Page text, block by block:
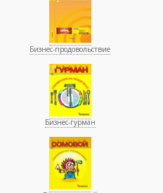
Бизнес-продовольствие
Бизнес-гурман